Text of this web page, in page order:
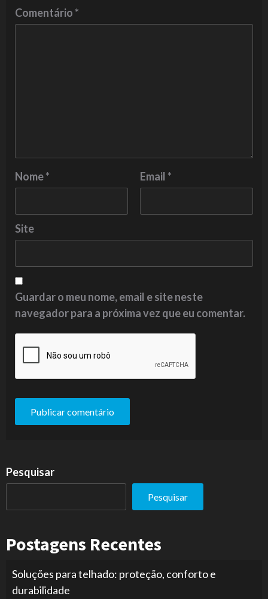
Comentário*
Nome* Email*
Site
Guardar o meu nome, email e site neste
navegador para a próxima vez que eu comentar.
Pesquisar
Pesquisar
Postagens Recentes
Soluções para telhado: proteção, conforto e
durabilidade